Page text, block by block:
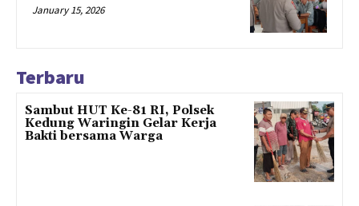
January 15, 2026
Terbaru
Sambut HUT Ke-81 RI, Polsek
Kedung Waringin Gelar Kerja
Bakti bersama Warga